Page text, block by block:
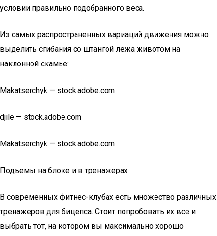
условии правильно подобранного веса.
Из самых распространенных вариаций движения можно
выделить сгибания со штангой лежа животом на
наклонной скамье:
Makatserchyk — stock.adobe.com
djile — stock.adobe.com
Makatserchyk — stock.adobe.com
Подъемы на блоке и в тренажерах
В современных фитнес-клубах есть множество различных
тренажеров для бицепса. Стоит попробовать их все и
выбрать тот, на котором вы максимально хорошо